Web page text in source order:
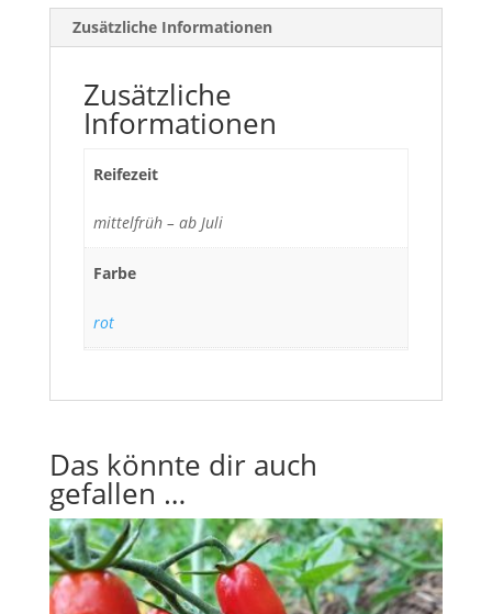
Zusätzliche Informationen
Zusätzliche
Informationen
Reifezeit
mittelfrüh – ab Juli
Farbe
rot
Das könnte dir auch
gefallen …